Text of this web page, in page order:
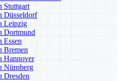
Stuttgart
Düsseldorf
Leipzig
Dortmund
Essen
Bremen
Hannover
Nürnberg
Dresden